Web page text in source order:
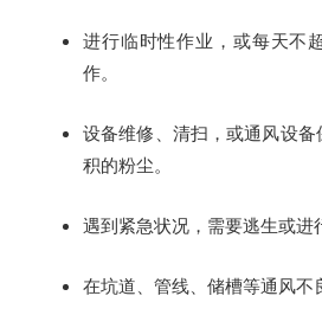
进行临时性作业，或每天不
作。
设备维修、清扫，或通风设
积的粉尘。
遇到紧急状况，需要逃生或进
在坑道、管线、储槽等通风不